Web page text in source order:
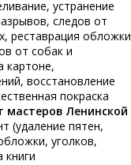
устранение
следов от
реставрация обложки
от собак и
картоне,
восстановление
покраска
мастеров Ленинской
(удаление пятен,
уголков,
книги